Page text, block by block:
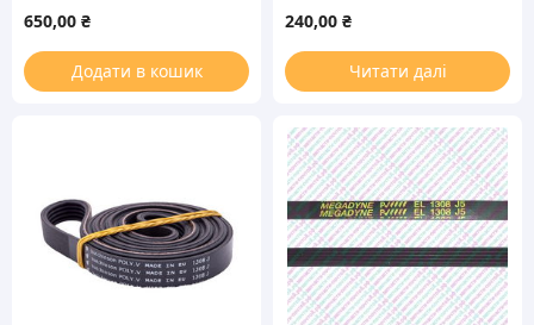
650,00 ₴
Додати в кошик
240,00 ₴
Читати далі